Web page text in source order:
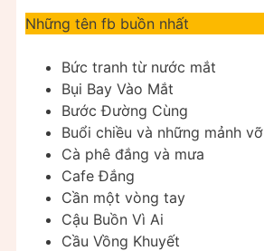
Những tên fb buồn nhất
Bức tranh từ nước mắt
Bụi Bay Vào Mắt
Bước Đường Cùng
Buổi chiều và những mảnh vỡ
Cà phê đắng và mưa
Cafe Đắng
Cần một vòng tay
Cậu Buồn Vì Ai
Cầu Vồng Khuyết